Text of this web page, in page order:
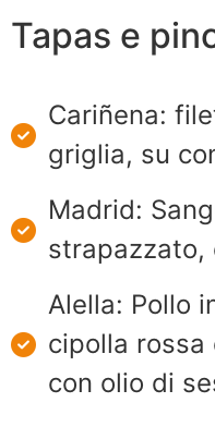
Tapas e
Cariñena:
griglia, su
Madrid:
strapazzato,
Alella: Pollo
cipolla rossa
con olio di